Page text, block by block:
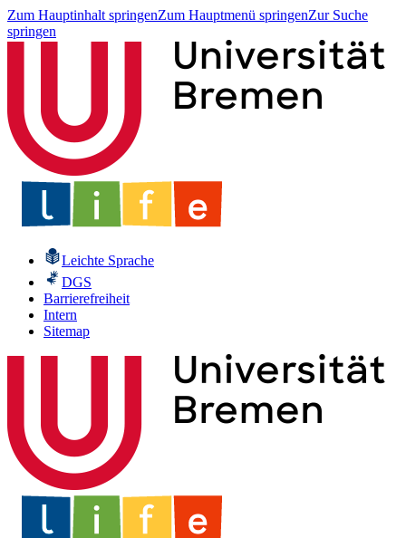
Zum Hauptinhalt springenZum Hauptmenü springenZur Suche
springen
Leichte Sprache
DGS
Barrierefreiheit
Intern
Sitemap